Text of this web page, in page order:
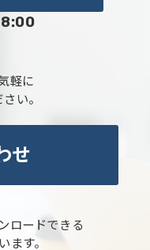
軽に
い。
せ
ロードできる
ます。